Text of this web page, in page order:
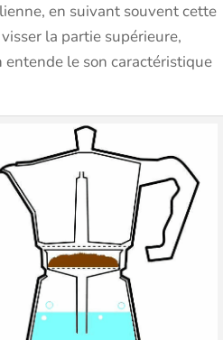
en suivant souvent cette
la partie supérieure,
entende le son caractéristique